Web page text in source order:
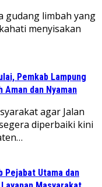
gudang limbah yang
menyisakan
Pemkab Lampung
dan Nyaman
agar Jalan
diperbaiki kini
Pejabat Utama dan